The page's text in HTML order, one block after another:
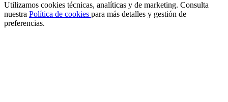
Utilizamos cookies técnicas, analíticas y de marketing. Consulta
nuestra Política de cookies para más detalles y gestión de
preferencias.